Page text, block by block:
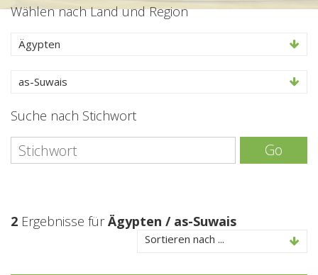
Wählen nach Land und Region
Ägypten
as-Suwais
Suche nach Stichwort
Go
2 Ergebnisse fürÄgypten / as-Suwais
Sortieren nach ...